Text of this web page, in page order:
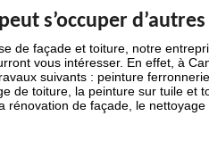
s’occuper
de façade et toiture, notre
vous intéresser. En effet, à
suivants : peinture
de toiture, la peinture sur tuile et
rénovation de façade, le